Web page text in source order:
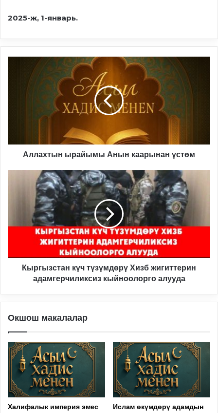
2025-ж, 1-январь.
Аллахтын
ырайымы
Аллахтын ырайымы Анын каарынан үстөм
Кыргызстан
жигиттерин
адамгерчиликсиз
кыйноолорго
Кыргызстан күч түзүмдөрү Хизб жигиттерин
адамгерчиликсиз кыйноолорго алууда
Окшош макалалар
Халифалык империя эмес
Ислам өкүмдөрү адамдын